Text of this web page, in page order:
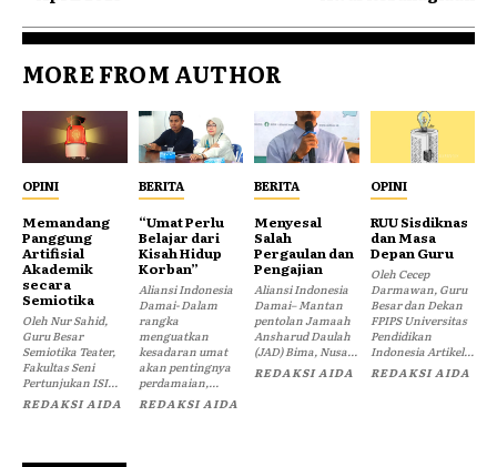
MORE FROM AUTHOR
OPINI
Memandang
Panggung
Artifisial
Akademik
secara
Semiotika
Oleh Nur Sahid,
Guru Besar
Semiotika Teater,
Fakultas Seni
Pertunjukan ISI...
REDAKSI AIDA
BERITA
“Umat Perlu
Belajar dari
Kisah Hidup
Korban”
Aliansi Indonesia
Damai- Dalam
rangka
menguatkan
kesadaran umat
akan pentingnya
perdamaian,...
REDAKSI AIDA
BERITA
Menyesal
Salah
Pergaulan dan
Pengajian
Aliansi Indonesia
Damai– Mantan
pentolan Jamaah
Ansharud Daulah
(JAD) Bima, Nusa...
REDAKSI AIDA
OPINI
RUU Sisdiknas
dan Masa
Depan Guru
Oleh Cecep
Darmawan, Guru
Besar dan Dekan
FPIPS Universitas
Pendidikan
Indonesia Artikel...
REDAKSI AIDA